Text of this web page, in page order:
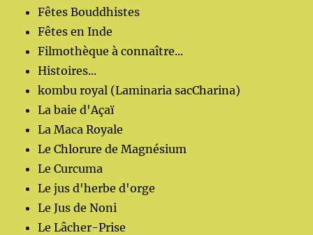
Fêtes Bouddhistes
Fêtes en Inde
Filmothèque à connaître...
Histoires...
kombu royal (Laminaria sacCharina)
La baie d'Açaï
La Maca Royale
Le Chlorure de Magnésium
Le Curcuma
Le jus d'herbe d'orge
Le Jus de Noni
Le Lâcher-Prise